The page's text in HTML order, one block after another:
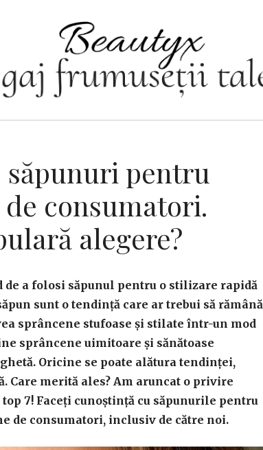
săpunuri pentru
consumatori.
alegere?
a folosi săpunul pentru o stilizare rapidă
sunt o tendință care ar trebui să rămână
sprâncene stufoase și stilate într-un mod
sprâncene uimitoare și sănătoase
Oricine se poate alătura tendinței,
Care merită ales? Am aruncat o privire
7! Faceți cunoștință cu săpunurile pentru
de consumatori, inclusiv de către noi.